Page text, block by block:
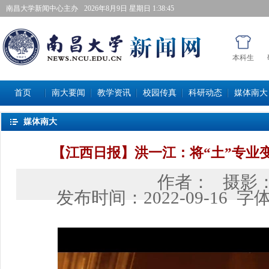
南昌大学新闻中心主办 2026年8月9日星期日 1:38:46
本科生
首页 南大要闻 教学资讯 校园传真 科研动态 媒体南大
媒体南大
【江西日报】洪一江：将“土”专业
作者：
摄影
发布时间： 2022-09-16 字